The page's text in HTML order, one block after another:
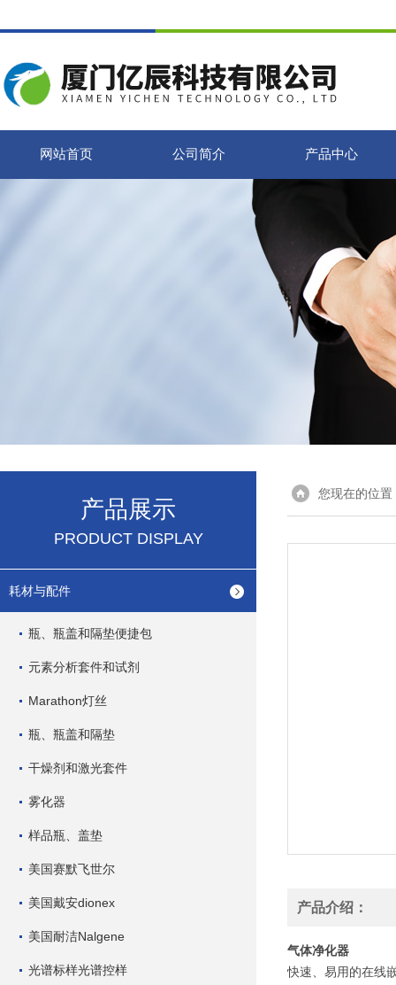
网站首页 公司简介 产品中心
产品展示
PRODUCT DISPLAY
耗材与配件
瓶、瓶盖和隔垫便捷包
元素分析套件和试剂
Marathon灯丝
瓶、瓶盖和隔垫
干燥剂和激光套件
雾化器
样品瓶、盖垫
美国赛默飞世尔
美国戴安dionex
美国耐洁Nalgene
光谱标样光谱控样
您现在的位置
产品介绍：
气体净化器
快速、易用的在线